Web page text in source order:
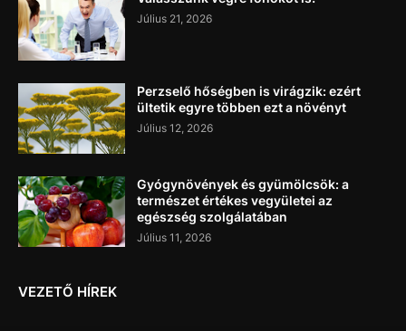
Július 21, 2026
Perzselő hőségben is virágzik: ezért
ültetik egyre többen ezt a növényt
Július 12, 2026
Gyógynövények és gyümölcsök: a
természet értékes vegyületei az
egészség szolgálatában
Július 11, 2026
VEZETŐ HÍREK